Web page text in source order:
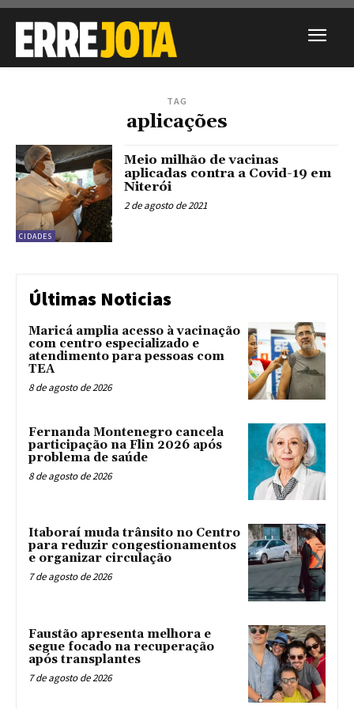
TAG
aplicações
CIDADES
Meio milhão de vacinas
aplicadas contra a Covid-19 em
Niterói
2 de agosto de 2021
Últimas Noticias
Maricá amplia acesso à vacinação
com centro especializado e
atendimento para pessoas com
TEA
8 de agosto de 2026
Fernanda Montenegro cancela
participação na Flin 2026 após
problema de saúde
8 de agosto de 2026
Itaboraí muda trânsito no Centro
para reduzir congestionamentos
e organizar circulação
7 de agosto de 2026
Faustão apresenta melhora e
segue focado na recuperação
após transplantes
7 de agosto de 2026